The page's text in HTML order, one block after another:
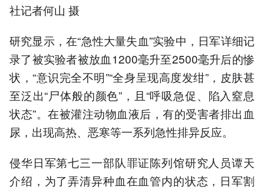
社记者何山 摄
研究显示，在“急性大量失血”实验中，日军详细记
录了被实验者被放血1200毫升至2500毫升后的惨
状，“意识完全不明”“全身呈现高度发绀”，皮肤甚
至泛出“尸体般的颜色”，且“呼吸急促、陷入窒息
状态”。在被灌注动物血液后，有的受害者排出血
尿，出现高热、恶寒等一系列急性排异反应。
侵华日军第七三一部队罪证陈列馆研究人员谭天
介绍，为了弄清异种血在血管内的状态，日军割